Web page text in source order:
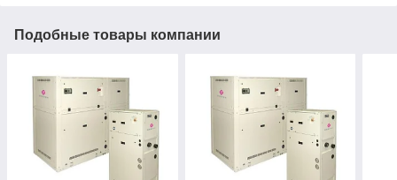
Подобные товары компании